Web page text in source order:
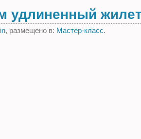
удлиненный
, размещено в: Мастер-класс.